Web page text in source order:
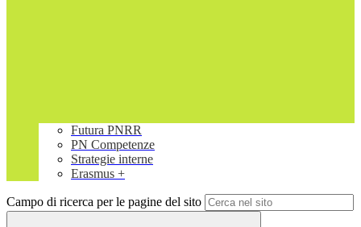
Futura PNRR
PN Competenze
Strategie interne
Erasmus +
Campo di ricerca per le pagine del sito